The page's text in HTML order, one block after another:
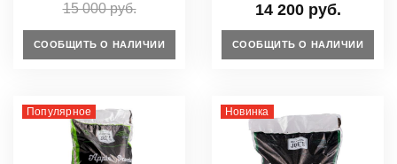
15 000 руб.
СООБЩИТЬ О НАЛИЧИИ
14 200 руб.
СООБЩИТЬ О НАЛИЧИИ
Популярное Новинка